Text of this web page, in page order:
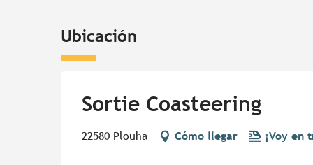
Ubicación
Sortie Coasteering
22580 Plouha Cómo llegar ¡Voy en